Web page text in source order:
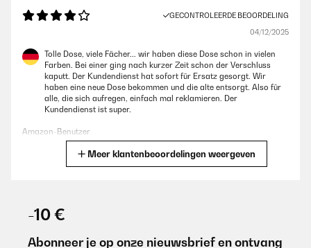
GECONTROLEERDE BEOORDELING
04/12/2025
Tolle Dose, viele Fächer... wir haben diese Dose schon in vielen
Farben. Bei einer ging nach kurzer Zeit schon der Verschluss
kaputt. Der Kundendienst hat sofort für Ersatz gesorgt. Wir
haben eine neue Dose bekommen und die alte entsorgt. Also für
alle, die sich aufregen, einfach mal reklamieren. Der
Kundendienst ist super.
Amazon-Benutzer
genügend Fächern. Leider ist bei unserer Box nach einem
Meer klantenbeoordelingen weergeven
-10 €
Abonneer je op onze nieuwsbrief en ontvang